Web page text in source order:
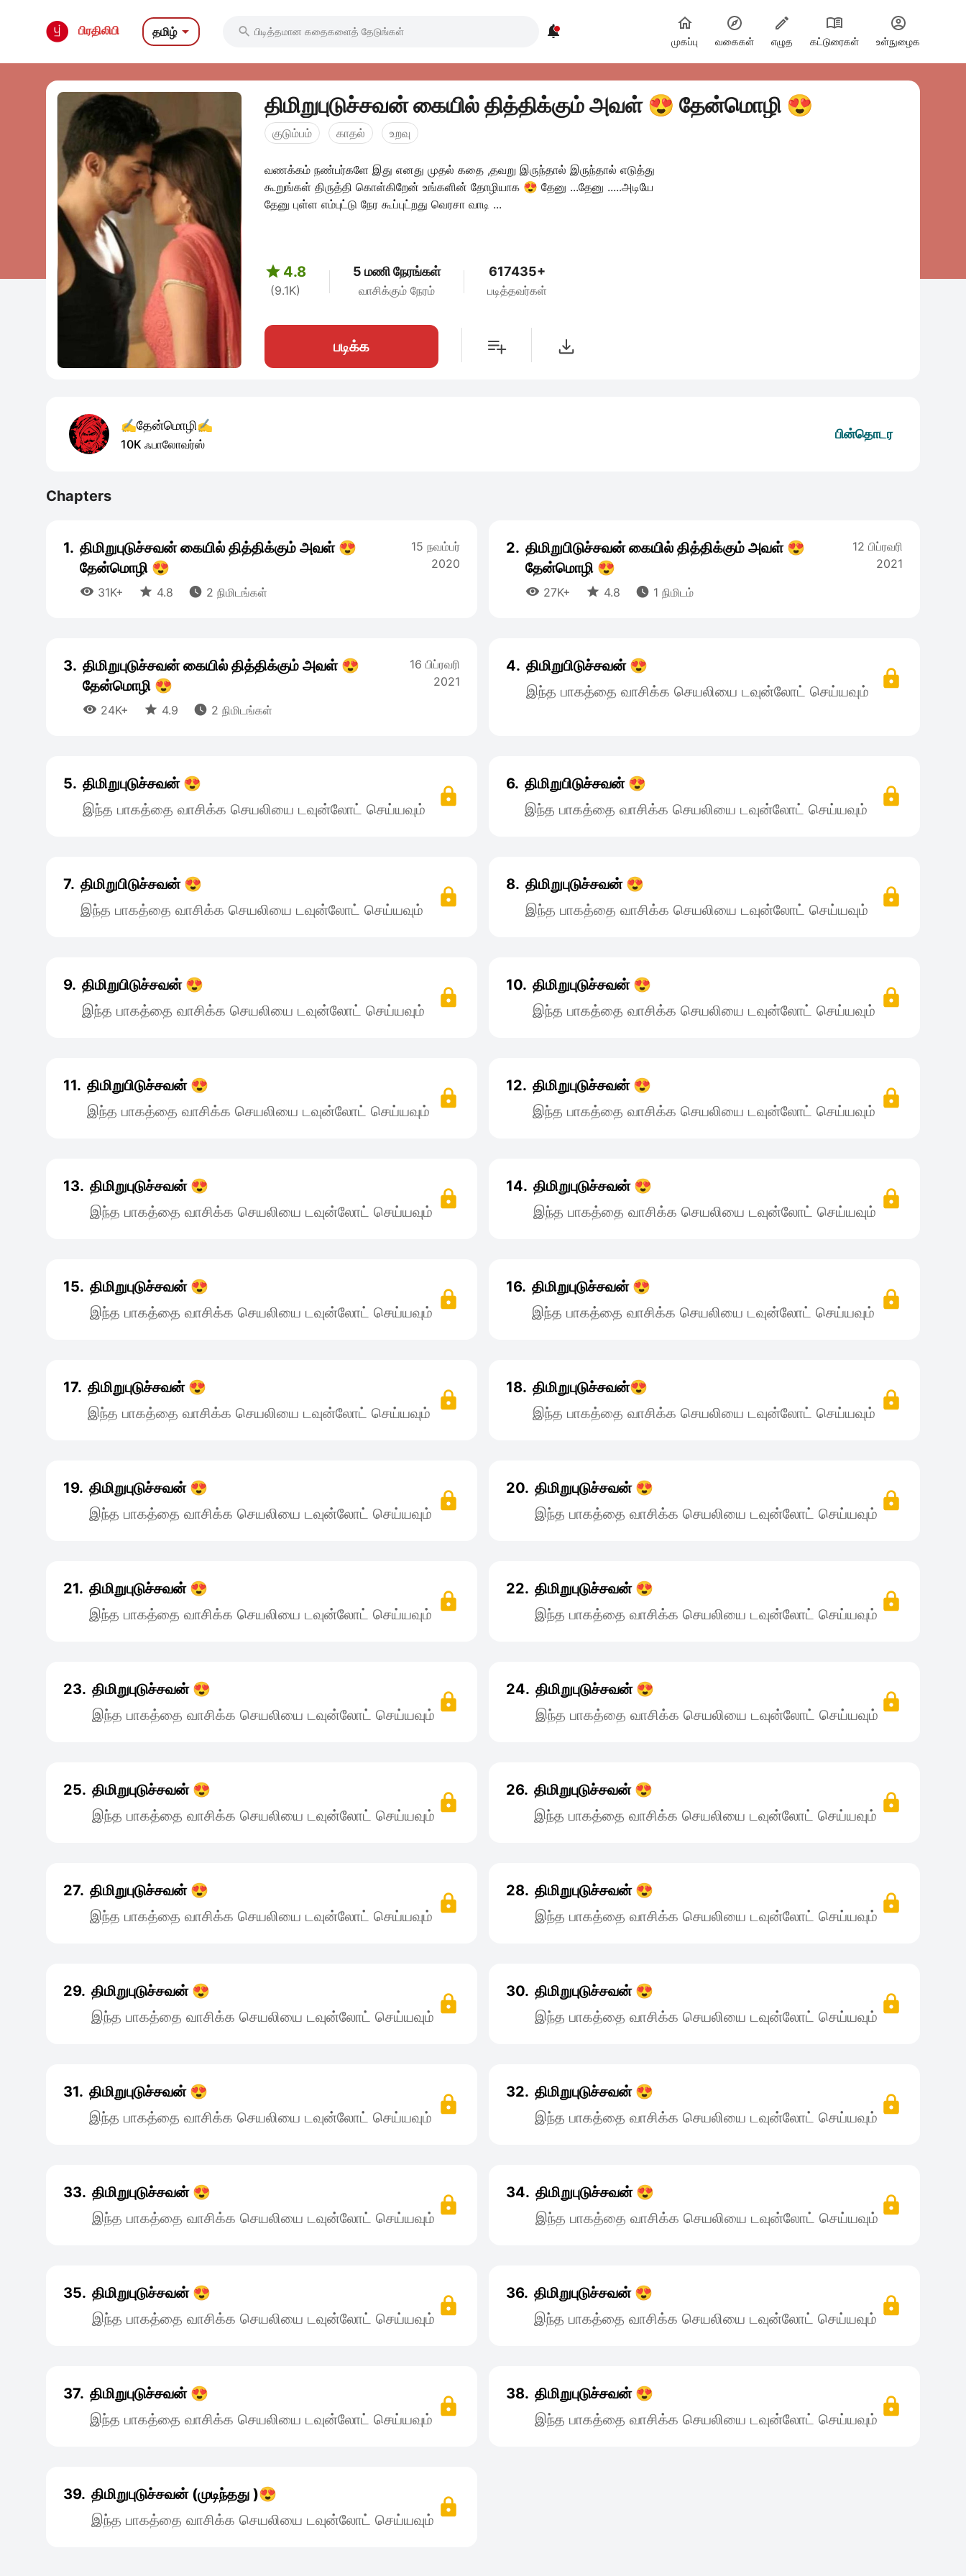
பிரதிலிபி தமிழ்  
முகப்பு வகைகள் எழுத கட்டுரைகள் உள்நுழைக
திமிறுபுடுச்சவன் கையில் தித்திக்கும் அவள் 😍 தேன்மொழி 😍
குடும்பம் காதல் உறவு
வணக்கம் நண்பர்களே இது எனது முதல் கதை ,தவறு இருந்தால் இருந்தால் எடுத்து
கூறுங்கள் திருத்தி கொள்கிறேன் உங்களின் தோழியாக 😍 தேனு ...தேனு .....அடியே
தேனு புள்ள எம்புட்டு நேர கூப்புட்றது வெரசா வாடி ...
 4.8
(9.1K)
5 மணி நேரங்கள்
வாசிக்கும் நேரம்
617435+
படித்தவர்கள்
படிக்க
✍️தேன்மொழி✍️
10K ஃபாலோவர்ஸ்
பின்தொடர
Chapters
1. திமிறுபுடுச்சவன் கையில் தித்திக்கும் அவள் 😍
தேன்மொழி 😍
 31K+  4.8  2 நிமிடங்கள்
15 நவம்பர்
2020
2. திமிறுபிடுச்சவன் கையில் தித்திக்கும் அவள் 😍
தேன்மொழி 😍
 27K+  4.8  1 நிமிடம்
12 பிப்ரவரி
2021
3. திமிறுபுடுச்சவன் கையில் தித்திக்கும் அவள் 😍
தேன்மொழி 😍
 24K+  4.9  2 நிமிடங்கள்
16 பிப்ரவரி
2021
4. திமிறுபிடுச்சவன் 😍
இந்த பாகத்தை வாசிக்க செயலியை டவுன்லோட் செய்யவும்
5. திமிறுபுடுச்சவன் 😍
இந்த பாகத்தை வாசிக்க செயலியை டவுன்லோட் செய்யவும்
6. திமிறுபிடுச்சவன் 😍
இந்த பாகத்தை வாசிக்க செயலியை டவுன்லோட் செய்யவும்
7. திமிறுபிடுச்சவன் 😍
இந்த பாகத்தை வாசிக்க செயலியை டவுன்லோட் செய்யவும்
8. திமிறுபுடுச்சவன் 😍
இந்த பாகத்தை வாசிக்க செயலியை டவுன்லோட் செய்யவும்
9. திமிறுபிடுச்சவன் 😍
இந்த பாகத்தை வாசிக்க செயலியை டவுன்லோட் செய்யவும்
10. திமிறுபுடுச்சவன் 😍
இந்த பாகத்தை வாசிக்க செயலியை டவுன்லோட் செய்யவும்
11. திமிறுபிடுச்சவன் 😍
இந்த பாகத்தை வாசிக்க செயலியை டவுன்லோட் செய்யவும்
12. திமிறுபுடுச்சவன் 😍
இந்த பாகத்தை வாசிக்க செயலியை டவுன்லோட் செய்யவும்
13. திமிறுபுடுச்சவன் 😍
இந்த பாகத்தை வாசிக்க செயலியை டவுன்லோட் செய்யவும்
14. திமிறுபுடுச்சவன் 😍
இந்த பாகத்தை வாசிக்க செயலியை டவுன்லோட் செய்யவும்
15. திமிறுபுடுச்சவன் 😍
இந்த பாகத்தை வாசிக்க செயலியை டவுன்லோட் செய்யவும்
16. திமிறுபுடுச்சவன் 😍
இந்த பாகத்தை வாசிக்க செயலியை டவுன்லோட் செய்யவும்
17. திமிறுபுடுச்சவன் 😍
இந்த பாகத்தை வாசிக்க செயலியை டவுன்லோட் செய்யவும்
18. திமிறுபுடுச்சவன்😍
இந்த பாகத்தை வாசிக்க செயலியை டவுன்லோட் செய்யவும்
19. திமிறுபுடுச்சவன் 😍
இந்த பாகத்தை வாசிக்க செயலியை டவுன்லோட் செய்யவும்
20. திமிறுபுடுச்சவன் 😍
இந்த பாகத்தை வாசிக்க செயலியை டவுன்லோட் செய்யவும்
21. திமிறுபுடுச்சவன் 😍
இந்த பாகத்தை வாசிக்க செயலியை டவுன்லோட் செய்யவும்
22. திமிறுபுடுச்சவன் 😍
இந்த பாகத்தை வாசிக்க செயலியை டவுன்லோட் செய்யவும்
23. திமிறுபுடுச்சவன் 😍
இந்த பாகத்தை வாசிக்க செயலியை டவுன்லோட் செய்யவும்
24. திமிறுபுடுச்சவன் 😍
இந்த பாகத்தை வாசிக்க செயலியை டவுன்லோட் செய்யவும்
25. திமிறுபுடுச்சவன் 😍
இந்த பாகத்தை வாசிக்க செயலியை டவுன்லோட் செய்யவும்
26. திமிறுபுடுச்சவன் 😍
இந்த பாகத்தை வாசிக்க செயலியை டவுன்லோட் செய்யவும்
27. திமிறுபுடுச்சவன் 😍
இந்த பாகத்தை வாசிக்க செயலியை டவுன்லோட் செய்யவும்
28. திமிறுபுடுச்சவன் 😍
இந்த பாகத்தை வாசிக்க செயலியை டவுன்லோட் செய்யவும்
29. திமிறுபுடுச்சவன் 😍
இந்த பாகத்தை வாசிக்க செயலியை டவுன்லோட் செய்யவும்
30. திமிறுபுடுச்சவன் 😍
இந்த பாகத்தை வாசிக்க செயலியை டவுன்லோட் செய்யவும்
31. திமிறுபுடுச்சவன் 😍
இந்த பாகத்தை வாசிக்க செயலியை டவுன்லோட் செய்யவும்
32. திமிறுபுடுச்சவன் 😍
இந்த பாகத்தை வாசிக்க செயலியை டவுன்லோட் செய்யவும்
33. திமிறுபுடுச்சவன் 😍
இந்த பாகத்தை வாசிக்க செயலியை டவுன்லோட் செய்யவும்
34. திமிறுபுடுச்சவன் 😍
இந்த பாகத்தை வாசிக்க செயலியை டவுன்லோட் செய்யவும்
35. திமிறுபுடுச்சவன் 😍
இந்த பாகத்தை வாசிக்க செயலியை டவுன்லோட் செய்யவும்
36. திமிறுபுடுச்சவன் 😍
இந்த பாகத்தை வாசிக்க செயலியை டவுன்லோட் செய்யவும்
37. திமிறுபுடுச்சவன் 😍
இந்த பாகத்தை வாசிக்க செயலியை டவுன்லோட் செய்யவும்
38. திமிறுபுடுச்சவன் 😍
இந்த பாகத்தை வாசிக்க செயலியை டவுன்லோட் செய்யவும்
39. திமிறுபுடுச்சவன் (முடிந்தது )😍
இந்த பாகத்தை வாசிக்க செயலியை டவுன்லோட் செய்யவும்